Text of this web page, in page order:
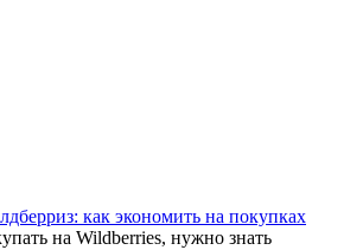
как экономить на покупках
на Wildberries, нужно знать